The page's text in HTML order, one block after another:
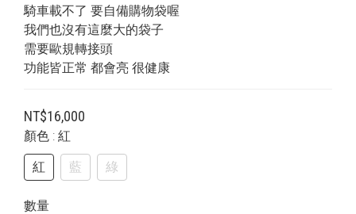
騎車載不了 要自備購物袋喔
我們也沒有這麼大的袋子
需要歐規轉接頭
功能皆正常 都會亮 很健康
NT$16,000
顏色 : 紅
紅 藍 綠
數量